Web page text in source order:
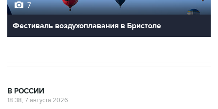
7
Фестиваль воздухоплавания в Бристоле
В РОССИИ
18:38, 7 августа 2026